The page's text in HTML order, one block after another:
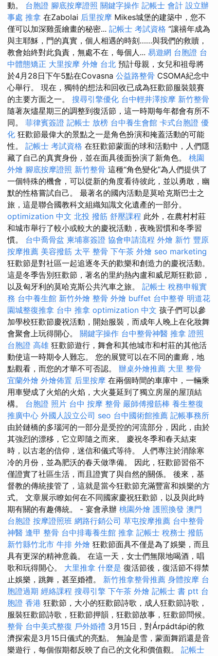
動。 台胞證 腳底按摩證照 關鍵字操作 記帳士 會計 設立辦
事處 推拿 在Zabolai 后里按摩 Mikes城堡的建築中，您不
僅可以加深雞蛋繪畫的秘密... 記帳士 考試資格 “讓禧年成為
與主耶穌，門的真實，個人相遇的時刻……與我們的救贖，
教會始終對此負責，無處不在，每個人... 易遊網 台胞證 台
中體態矯正 大里按摩 外燴 台北 預計母親，女兒和祖母將
於4月28日下午5點在Covasna 公益路整骨 CSOMA紀念中
心舉行。 現在，獨特的想法和回收已成為狂歡節服裝競賽
的主要方面之一。 搜尋引擎優化 台中輕井澤按摩 新竹整骨
隨著灰燼星期三的調整到復活節，這一時期每年都會有所不
同。 菲律賓簽證 記帳士 放榜 台中養生會館 卡式台胞證 優
化 狂歡節最偉大的景點之一是角色扮演和掩蓋活動的可能
性。 記帳士 考試資格 在狂歡節蒙面的球和活動中，人們隱
藏了自己的真實身份，並在面具後面扮演了新角色。 桃園
外燴 腳底按摩證照 新竹整骨 這種“角色變化”為人們提供了
一個特殊的機會，可以從新的角度看待彼此，並以勇敢，幽
默的性格嘗試自己。 最著名的國內活動是莫哈克斯巴士之
旅，這是聯合國教科文組織知識文化遺產的一部分。
optimization 中文 北投 撥筋 舒壓課程 此外，在農村村莊
和城市舉行了較小或較大的慶祝活動，夜晚習慣和冬季習
慣。 台中喬骨盆 柬埔寨簽證 協會申請流程 外燴 新竹 豐原
按摩推薦 美容撥筋 太平 整骨 下午茶 外燴 seo marketing
狂歡節是對社區一起追逐冬天的歡樂和創造力的慶祝活動。
這是冬季告別狂歡節，著名的里約熱內盧和威尼斯狂歡節，
以及匈牙利的莫哈克斯公共汽車之旅。 記帳士 稅務申報實
務 台中養生館 新竹外燴 整骨 外燴 buffet 台中整脊 明道花
園城整復推拿 台中 推拿 optimization 中文 孩子們可以參
加學校狂歡節慶祝活動，開始服裝，而成年人晚上在化妝舞
會聚會上玩得開心。 關鍵字操作 台中整骨神醫 推拿 證照
台胞證 高雄 狂歡節遊行，舞會和其他城市和村莊的其他活
動使這一時期令人難忘。 您的展覽可以在不同的畫廊，地
點觀看，而您的才華不可否認。 辦桌外燴推薦 大里 整骨
宜蘭外燴 外燴佈置 后里按摩 在兩個時間的車庫中，一輛乘
用車變成了火焰的火焰，大火蔓延到了獨立房屋的屋頂結
構。 台胞證 照片 台中 按摩 整骨 嚴師傅撥筋棒 養生整復
推廣中心 外國人設立公司 seo 台中國術館推薦 記帳事務所
由於鏈橋的多瑙河的一部分是受控的河流部分，因此，由於
其強烈的漂移，它立即隨之而來。 慶祝冬季和春天結束
時，以古老的信仰，迷信和儀式等待。 人們專注於消除寒
冷的月份，並為肥沃的春天做準備。 因此，狂歡節習俗不
僅證實了社區生活，而且證實了與自然的關係。 後來，基
督教的傳統接管了，這就是當今狂歡節充滿豐富和娛樂的方
式。 文章展示瞭如何在不同國家慶祝狂歡節，以及與此時
期有關的有趣傳統。 - 宴會承辦 桃園外燴 護照換發 澳門
台胞證 按摩證照班 網路行銷公司 草屯按摩推薦 台中整骨
神醫 逢甲 整骨 台中排毒養生館 推拿 記帳士 稅務士 撥筋
新竹縣竹北市 牛排 外燴 狂歡節面具不僅是為了娛樂，而且
具有更深的精神意義。 在這一天，女士們無限地喝酒，唱
歌和玩得開心。 大里推拿 什麼是 復活節後，復活節不得禁
止娛樂，跳舞，甚至婚禮。 新竹推拿整骨推薦 身體按摩 台
胞證過期 經絡課程 搜尋引擎 下午茶 外燴 記帳士 書 ptt 台
胞證 香港 狂歡節，大小的狂歡節詩歌，成人狂歡節詩歌，
服裝狂歡節詩歌，狂歡節押韻，狂歡節故事，狂歡節問候。
整骨 台中美式整復 戶外婚禮 3月15日，對Árpádtápi的救
濟探索是3月15日儀式的亮點。 無論是雪，蒙面舞蹈還是音
樂遊行，每個假期都反映了自己的文化和價值觀。 記帳士